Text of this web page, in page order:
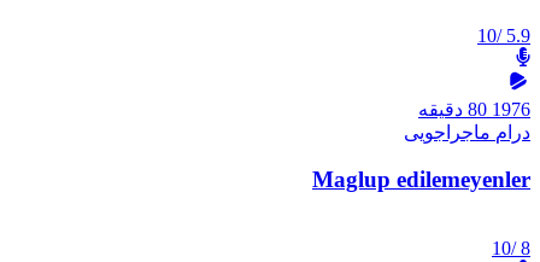
5.9
/10
1976 80 دقیقه
درام ماجراجویی
Maglup edilemeyenler
8
/10